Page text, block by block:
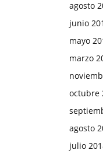
agosto
junio
mayo
marzo
octubre
agosto
julio